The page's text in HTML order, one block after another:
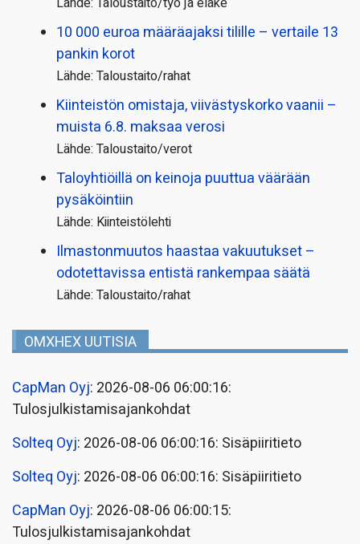
10 000 euroa määräajaksi tilille – vertaile 13
pankin korot
Lähde: Taloustaito/rahat
Kiinteistön omistaja, viivästyskorko vaanii –
muista 6.8. maksaa verosi
Lähde: Taloustaito/verot
Taloyhtiöillä on keinoja puuttua väärään
pysäköintiin
Lähde: Kiinteistölehti
Ilmastonmuutos haastaa vakuutukset –
odotettavissa entistä rankempaa säätä
Lähde: Taloustaito/rahat
OMXHEX UUTISIA
CapMan Oyj: 2026-08-06 06:00:16:
Tulosjulkistamisajankohdat
Solteq Oyj: 2026-08-06 06:00:16: Sisäpiiritieto
Solteq Oyj: 2026-08-06 06:00:16: Sisäpiiritieto
CapMan Oyj: 2026-08-06 06:00:15:
Tulosjulkistamisajankohdat